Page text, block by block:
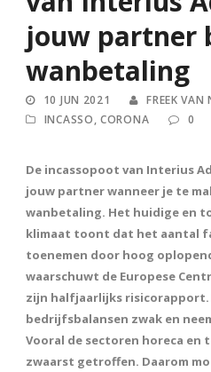
jouw partner
wanbetaling
10 JUN 2021
FREEK VAN
INCASSO, CORONA 0
De incassopoot van Interius
jouw partner wanneer je te
wanbetaling. Het huidige en
klimaat toont dat het aantal
toenemen door hoog
waarschuwt de Europese
zijn halfjaarlijks risicorapport.
bedrijfsbalansen zwak en
Vooral de sectoren horeca en
zwaarst getroffen. Daarom